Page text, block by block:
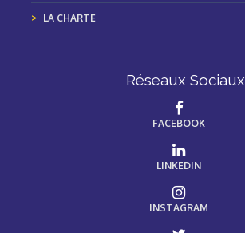
LA CHARTE
Réseaux Sociaux
FACEBOOK
LINKEDIN
INSTAGRAM